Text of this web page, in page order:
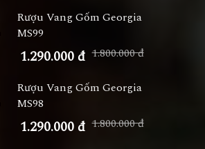
Rượu Vang Gốm Georgia
MS99
1.290.000 đ 1.800.000 đ
Rượu Vang Gốm Georgia
MS98
1.290.000 đ 1.800.000 đ